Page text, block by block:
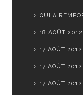
QUI A
18 AOÛT
17 AOÛT
17 AOÛT
17 AOÛT